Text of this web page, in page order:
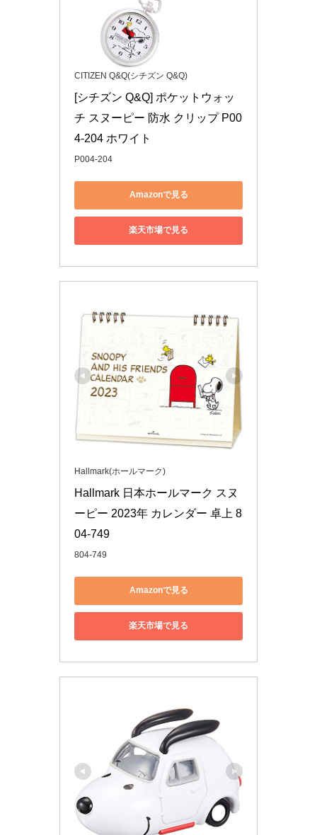
CITIZEN Q&Q(シチズン Q&Q)
[シチズン Q&Q] ポケットウォッ
チ スヌーピー 防水 クリップ P00
4-204 ホワイト
P004-204
Amazonで見る
楽天市場で見る
Hallmark(ホールマーク)
Hallmark 日本ホールマーク スヌ
ーピー 2023年 カレンダー 卓上 8
04-749
804-749
Amazonで見る
楽天市場で見る